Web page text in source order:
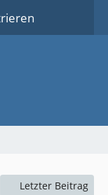
Letzter Beitrag